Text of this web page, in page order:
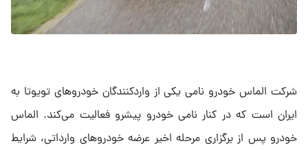
شرکت الماس خودرو نامی یکی از واردکنندگان خودروهای تویوتا به
ایران است که در کنار نامی خودرو پیشرو فعالیت می‌کند. الماس
خودرو پس از برگزاری مرحله اخیر عرضه خودروهای وارداتی، شرایط